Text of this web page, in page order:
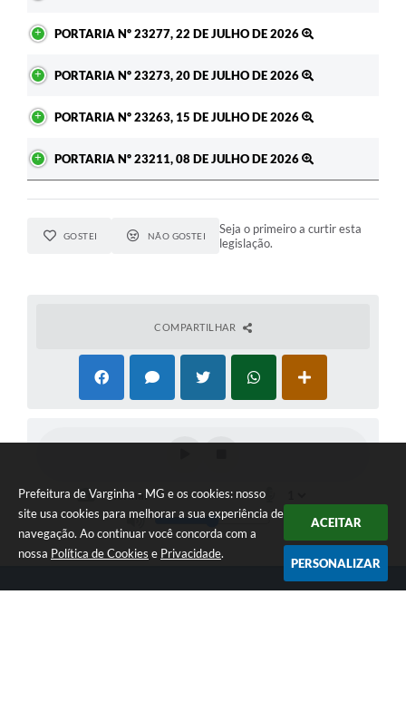
Prefeitura de Varginha - MG e os cookies: nosso
site usa cookies para melhorar a sua experiência de
navegação. Ao continuar você concorda com a
nossa Política de Cookies e Privacidade.
ACEITAR
PERSONALIZAR
PORTARIA Nº 23277, 22 DE JULHO DE 2026
PORTARIA Nº 23273, 20 DE JULHO DE 2026
PORTARIA Nº 23263, 15 DE JULHO DE 2026
PORTARIA Nº 23211, 08 DE JULHO DE 2026
GOSTEI NÃO GOSTEI
Seja o primeiro a curtir esta
legislação.
COMPARTILHAR